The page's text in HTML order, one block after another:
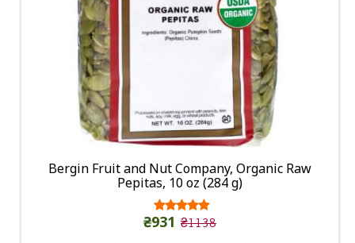
Bergin Fruit and Nut Company, Organic Raw
Pepitas, 10 oz (284 g)
₴931 ₴1138